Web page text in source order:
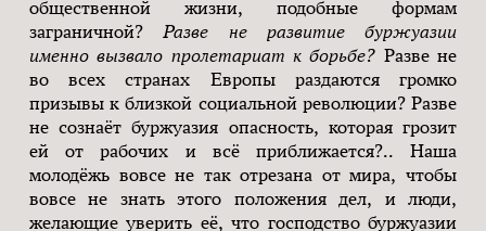
общественной жизни, подобные формам
заграничной? Разве не развитие буржуазии
именно вызвало пролетариат к борьбе? Разве не
во всех странах Европы раздаются громко
призывы к близкой социальной революции? Разве
не сознаёт буржуазия опасность, которая грозит
ей от рабочих и всё приближается?.. Наша
молодёжь вовсе не так отрезана от мира, чтобы
вовсе не знать этого положения дел, и люди,
желающие уверить её, что господство буржуазии